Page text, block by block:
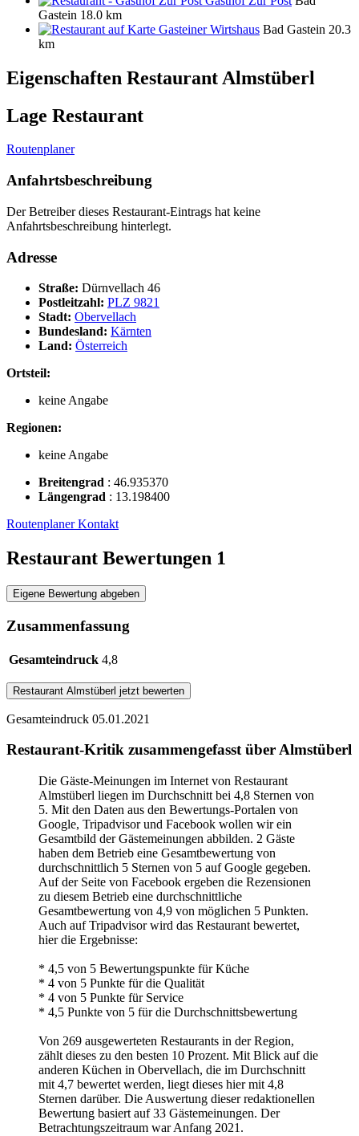
Gastein 18.0 km
Gasteiner Wirtshaus Bad Gastein 20.3
km
Eigenschaften Restaurant Almstüberl
Lage Restaurant
Routenplaner
Anfahrtsbeschreibung
Der Betreiber dieses Restaurant-Eintrags hat keine
Anfahrtsbeschreibung hinterlegt.
Adresse
Straße: Dürnvellach 46
Postleitzahl: PLZ 9821
Stadt: Obervellach
Bundesland: Kärnten
Land: Österreich
Ortsteil:
keine Angabe
Regionen:
keine Angabe
Breitengrad : 46.935370
Längengrad : 13.198400
RoutenplanerKontakt
Restaurant Bewertungen 1
Eigene Bewertung abgeben
Zusammenfassung
Gesamteindruck 4,8
Restaurant Almstüberl jetzt bewerten
Gesamteindruck 05.01.2021
Restaurant-Kritik zusammengefasst über Almstüberl
Die Gäste-Meinungen im Internet von Restaurant
Almstüberl liegen im Durchschnitt bei 4,8 Sternen von
5. Mit den Daten aus den Bewertungs-Portalen von
Google, Tripadvisor und Facebook wollen wir ein
Gesamtbild der Gästemeinungen abbilden. 2 Gäste
haben dem Betrieb eine Gesamtbewertung von
durchschnittlich 5 Sternen von 5 auf Google gegeben.
Auf der Seite von Facebook ergeben die Rezensionen
zu diesem Betrieb eine durchschnittliche
Gesamtbewertung von 4,9 von möglichen 5 Punkten.
Auch auf Tripadvisor wird das Restaurant bewertet,
hier die Ergebnisse:
* 4,5 von 5 Bewertungspunkte für Küche
* 4 von 5 Punkte für die Qualität
* 4 von 5 Punkte für Service
* 4,5 Punkte von 5 für die Durchschnittsbewertung
Von 269 ausgewerteten Restaurants in der Region,
zählt dieses zu den besten 10 Prozent. Mit Blick auf die
anderen Küchen in Obervellach, die im Durchschnitt
mit 4,7 bewertet werden, liegt dieses hier mit 4,8
Sternen darüber. Die Auswertung dieser redaktionellen
Bewertung basiert auf 33 Gästemeinungen. Der
Betrachtungszeitraum war Anfang 2021.